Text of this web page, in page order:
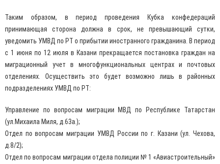
Таким образом, в период проведения Кубка конфедераций
принимающая сторона должна в срок, не превышающий сутки,
уведомить УМВД по РТ о прибытии иностранного гражданина. В период
с 1 июня по 12 июля в Казани прекращается постановка граждан на
миграционный учет в многофункциональных центрах и почтовых
отделениях. Осуществить это будет возможно лишь в районных
подразделениях УМВД по РТ:
Управление по вопросам миграции МВД по Республике Татарстан
(ул.Михаила Миля, д.63а.);
Отдел по вопросам миграции УМВД России по г. Казани (ул. Чехова,
д.8/2);
Отдел по вопросам миграции отдела полиции № 1 «Авиастроительный»